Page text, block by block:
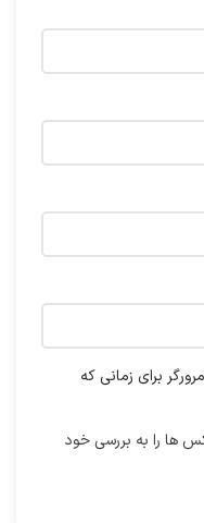
برای زمانی که
ها را به بررسی خود